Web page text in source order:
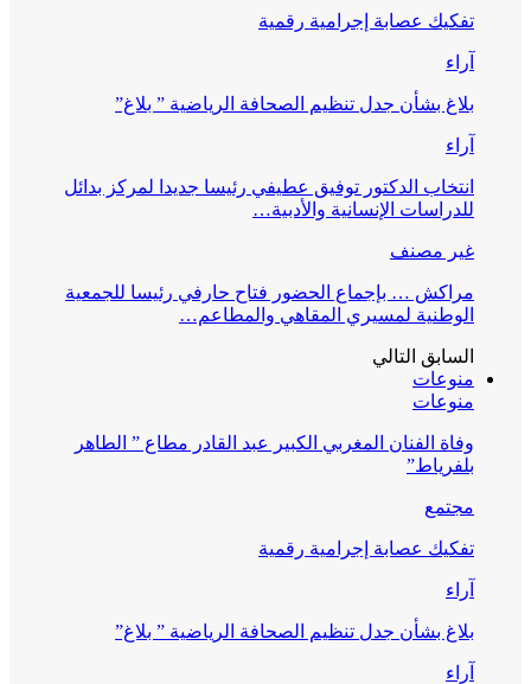
تفكيك عصابة إجرامية رقمية
آراء
بلاغ بشأن جدل تنظيم الصحافة الرياضية ” بلاغ”
آراء
انتخاب الدكتور توفيق عطيفي رئيسا جديدا لمركز بدائل
للدراسات الإنسانية والأدبية…
غير مصنف
مراكش … بإجماع الحضور فتاح حارفي رئيسا للجمعية
الوطنية لمسيري المقاهي والمطاعم…
السابق التالي
منوعات
منوعات
وفاة الفنان المغربي الكبير عبد القادر مطاع ” الطاهر
بلفرياط”
مجتمع
تفكيك عصابة إجرامية رقمية
آراء
بلاغ بشأن جدل تنظيم الصحافة الرياضية ” بلاغ”
آراء